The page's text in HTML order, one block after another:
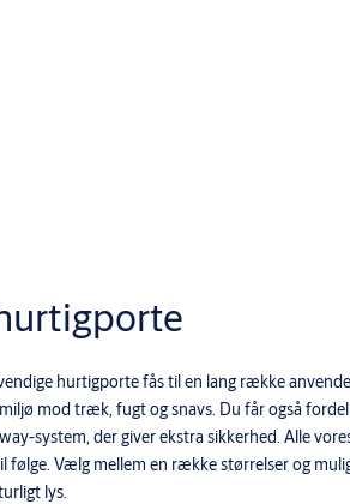
hurtigporte fås til en lang række
mod træk, fugt og snavs. Du får også
system, der giver ekstra sikkerhed. Alle
følge. Vælg mellem en række størrelser og
lys.